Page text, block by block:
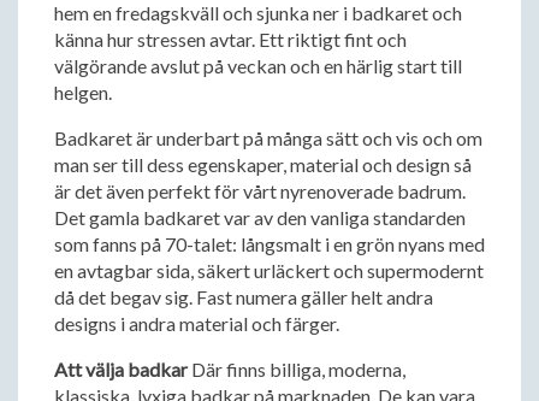
hem en fredagskväll och sjunka ner i badkaret och
känna hur stressen avtar. Ett riktigt fint och
välgörande avslut på veckan och en härlig start till
helgen.
Badkaret är underbart på många sätt och vis och om
man ser till dess egenskaper, material och design så
är det även perfekt för vårt nyrenoverade badrum.
Det gamla badkaret var av den vanliga standarden
som fanns på 70-talet: långsmalt i en grön nyans med
en avtagbar sida, säkert urläckert och supermodernt
då det begav sig. Fast numera gäller helt andra
designs i andra material och färger.
Att välja badkarDär finns billiga, moderna,
klassiska, lyxiga badkar på marknaden. De kan vara